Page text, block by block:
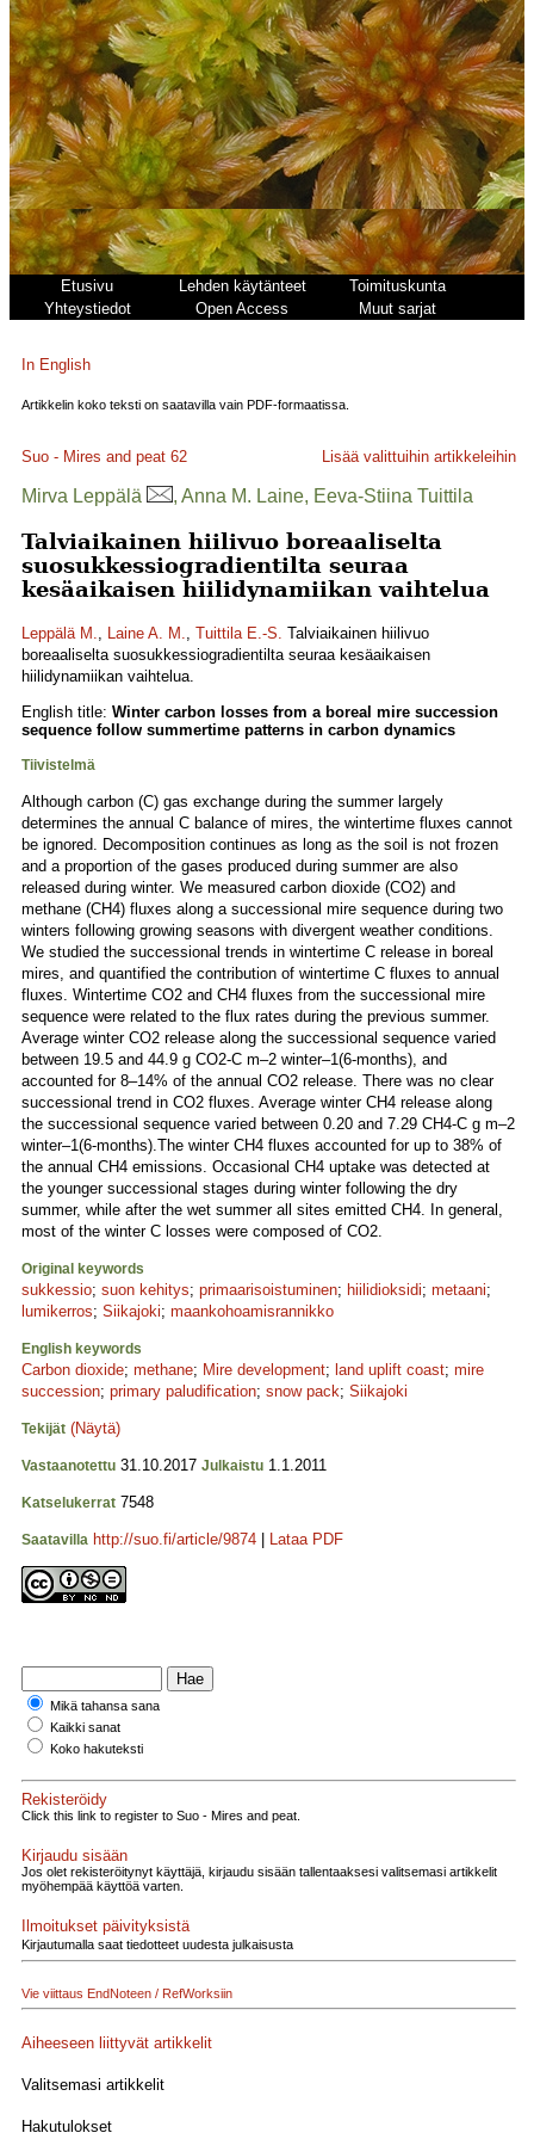
Etusivu Lehden käytänteet
Toimituskunta
Yhteystiedot
Open Access Muut sarjat
In English
Artikkelin koko teksti on saatavilla vain PDF-formaatissa.
Suo - Mires and peat 62 Lisää valittuihin artikkeleihin
Mirva Leppälä , Anna M. Laine, Eeva-Stiina Tuittila
Talviaikainen hiilivuo boreaaliselta
suosukkessiogradientilta seuraa
kesäaikaisen hiilidynamiikan vaihtelua
Leppälä M., Laine A. M., Tuittila E.-S. Talviaikainen hiilivuo
boreaaliselta suosukkessiogradientilta seuraa kesäaikaisen
hiilidynamiikan vaihtelua.
English title: Winter carbon losses from a boreal mire succession
sequence follow summertime patterns in carbon dynamics
Tiivistelmä
Although carbon (C) gas exchange during the summer largely
determines the annual C balance of mires, the wintertime fluxes cannot
be ignored. Decomposition continues as long as the soil is not frozen
and a proportion of the gases produced during summer are also
released during winter. We measured carbon dioxide (CO2) and
methane (CH4) fluxes along a successional mire sequence during two
winters following growing seasons with divergent weather conditions.
We studied the successional trends in wintertime C release in boreal
mires, and quantified the contribution of wintertime C fluxes to annual
fluxes. Wintertime CO2 and CH4 fluxes from the successional mire
sequence were related to the flux rates during the previous summer.
Average winter CO2 release along the successional sequence varied
between 19.5 and 44.9 g CO2-C m–2 winter–1(6-months), and
accounted for 8–14% of the annual CO2 release. There was no clear
successional trend in CO2 fluxes. Average winter CH4 release along
the successional sequence varied between 0.20 and 7.29 CH4-C g m–2
winter–1(6-months).The winter CH4 fluxes accounted for up to 38% of
the annual CH4 emissions. Occasional CH4 uptake was detected at
the younger successional stages during winter following the dry
summer, while after the wet summer all sites emitted CH4. In general,
most of the winter C losses were composed of CO2.
Original keywords
sukkessio; suon kehitys; primaarisoistuminen; hiilidioksidi; metaani;
lumikerros; Siikajoki; maankohoamisrannikko
English keywords
Carbon dioxide; methane; Mire development; land uplift coast; mire
succession; primary paludification; snow pack; Siikajoki
Tekijät (Näytä)
Vastaanotettu 31.10.2017 Julkaistu 1.1.2011
Katselukerrat 7548
Saatavilla http://suo.fi/article/9874 Lataa PDF
Mikä tahansa sana
Kaikki sanat
Koko hakuteksti
Rekisteröidy
Click this link to register to Suo - Mires and peat.
Kirjaudu sisään
Jos olet rekisteröitynyt käyttäjä, kirjaudu sisään tallentaaksesi valitsemasi artikkelit
myöhempää käyttöä varten.
Ilmoitukset päivityksistä
Kirjautumalla saat tiedotteet uudesta julkaisusta
Vie viittaus EndNoteen / RefWorksiin
Aiheeseen liittyvät artikkelit
Valitsemasi artikkelit
Hakutulokset